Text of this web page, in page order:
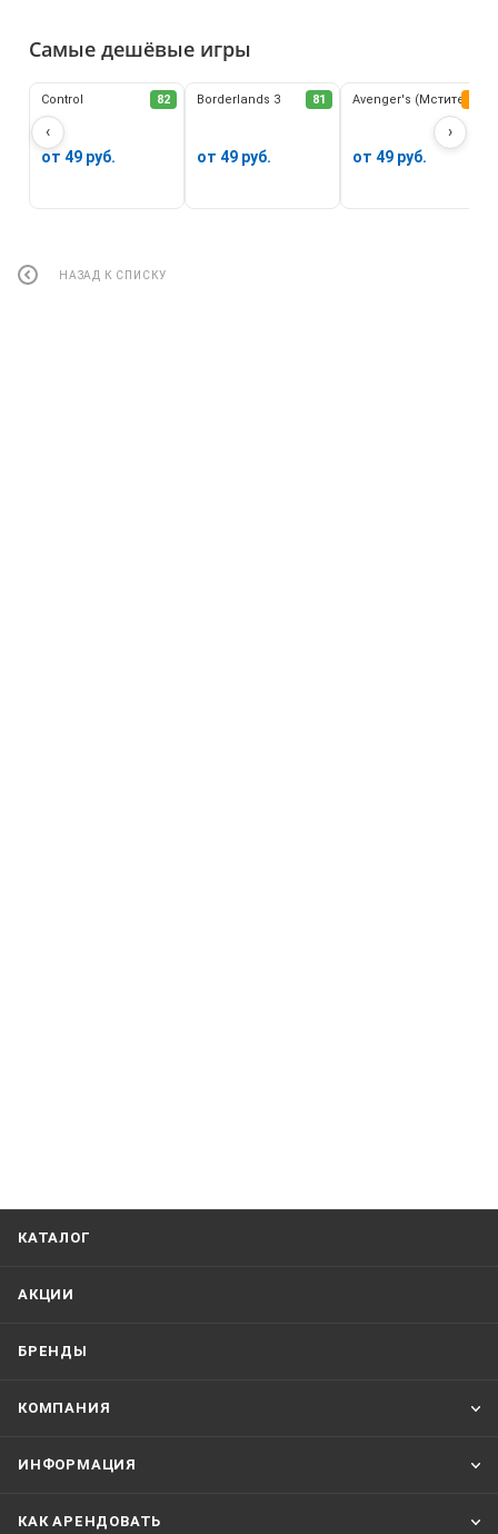
Самые дешёвые игры
‹ ›
82
Control
от 49 руб.
81
Borderlands 3
от 49 руб.
Avenger's (Мстители)
от 49 руб.
НАЗАД К СПИСКУ
КАТАЛОГ
АКЦИИ
БРЕНДЫ
КОМПАНИЯ
ИНФОРМАЦИЯ
КАК АРЕНДОВАТЬ